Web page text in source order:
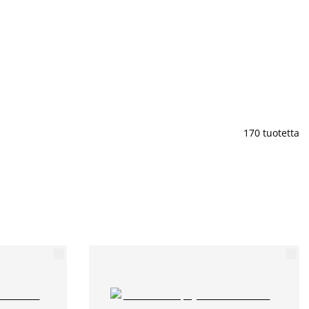
170 tuotetta